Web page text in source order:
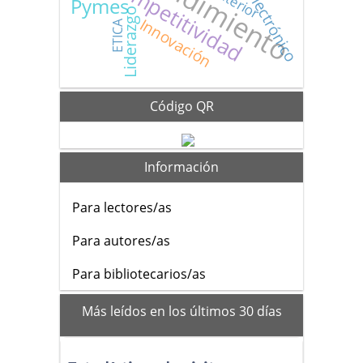
PymesLiderazgoInnovación
ETICA
Código QR
Información
Para lectores/as
Para autores/as
Para bibliotecarios/as
mas_vistos
Más leídos en los últimos 30 días